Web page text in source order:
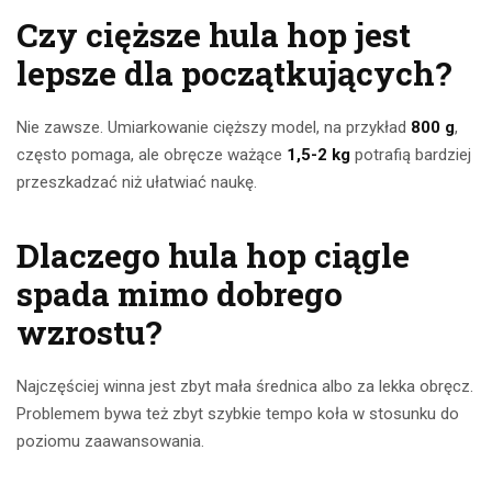
Czy cięższe hula hop jest
lepsze dla początkujących?
Nie zawsze. Umiarkowanie cięższy model, na przykład 800 g,
często pomaga, ale obręcze ważące 1,5-2 kg potrafią bardziej
przeszkadzać niż ułatwiać naukę.
Dlaczego hula hop ciągle
spada mimo dobrego
wzrostu?
Najczęściej winna jest zbyt mała średnica albo za lekka obręcz.
Problemem bywa też zbyt szybkie tempo koła w stosunku do
poziomu zaawansowania.